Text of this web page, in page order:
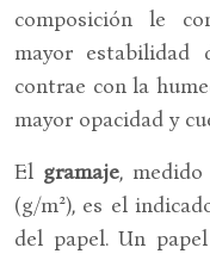
composición le
mayor estabilidad
contrae con la
mayor opacidad y
El gramaje,
(g/m²), es el
del papel. Un